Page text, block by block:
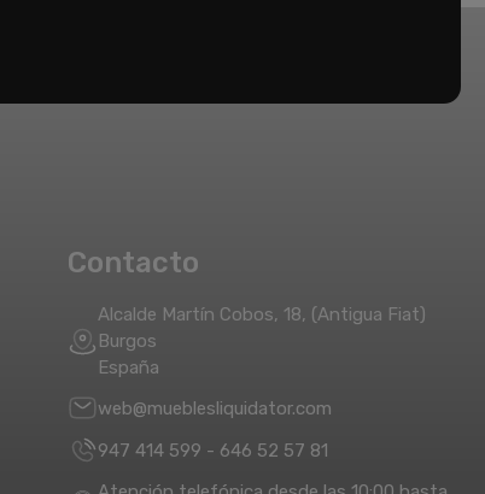
Contacto
Alcalde Martín Cobos, 18, (Antigua Fiat)
Burgos
España
web@mueblesliquidator.com
947 414 599 - 646 52 57 81